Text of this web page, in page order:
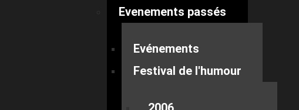
Evenements passés
Evénements
Festival de l'humour